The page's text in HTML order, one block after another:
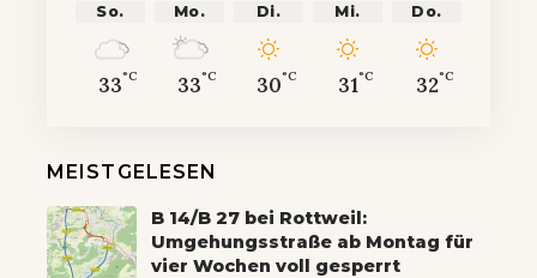
So.
33°C
Mo.
33°C
Di.
30°C
Mi.
31°C
Do.
32°C
MEISTGELESEN
B 14/B 27 bei Rottweil:
Umgehungsstraße ab Montag für
vier Wochen voll gesperrt